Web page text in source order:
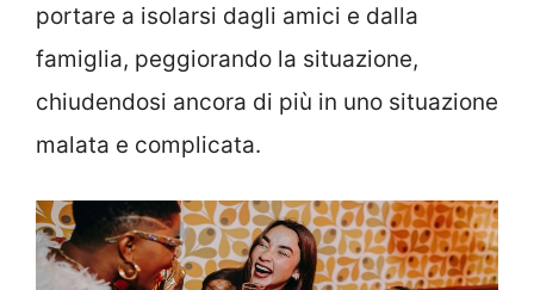
portare a isolarsi dagli amici e dalla
famiglia, peggiorando la situazione,
chiudendosi ancora di più in uno situazione
malata e complicata.